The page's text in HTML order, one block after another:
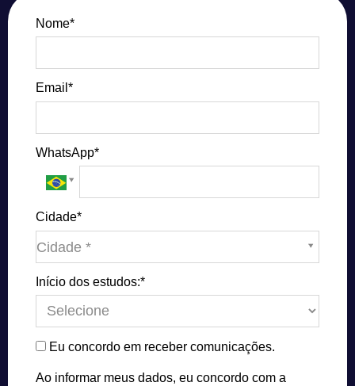
Nome*
Email*
WhatsApp*
Cidade*
Cidade *
Cidade*
Início dos estudos:*
Eu concordo em receber comunicações.
Ao informar meus dados, eu concordo com a